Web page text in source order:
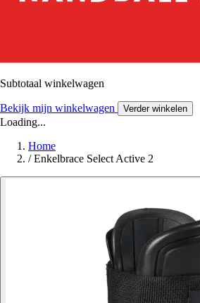
Subtotaal winkelwagen
Bekijk mijn winkelwagen Verder winkelen
Loading...
Home
/ Enkelbrace Select Active 2